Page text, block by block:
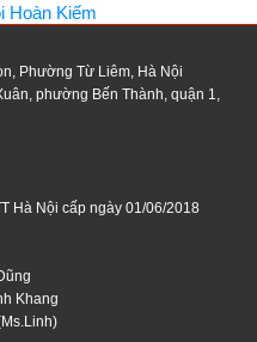
Hoàn Kiếm
Phường Từ Liêm, Hà Nội
phường Bến Thành, quận 1,
Hà Nội cấp ngày 01/06/2018
Khang